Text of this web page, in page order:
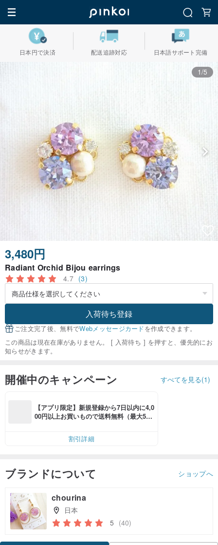
日本円で決済 配送追跡対応 日本語サポート完備
1/5
3,480円
Radiant Orchid Bijou earrings
4.7 (3)
入荷待ち登録
ご注文完了後、無料でWebメッセージカードを作成できます。
この商品は現在在庫がありません。 [ 入荷待ち ] を押すと、優先的にお
知らせがきます。
開催中のキャンペーン すべてを見る(1)
【アプリ限定】新規登録から7日以内に4,0
00円以上お買いもので送料無料（最大500
割引詳細
ブランドについて ショップへ
chourina
日本
5 (40)